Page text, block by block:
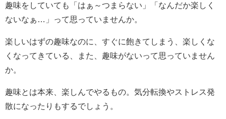
趣味をしていても「はぁ～つまらない」「なんだか楽しく
ないなぁ…」って思っていませんか。
楽しいはずの趣味なのに、すぐに飽きてしまう、楽しくな
くなってきている、また、趣味がないって思っていません
か。
趣味とは本来、楽しんでやるもの。気分転換やストレス発
散になったりもするでしょう。